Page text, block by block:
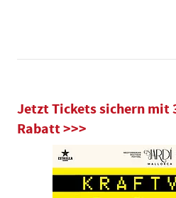
Jetzt Tickets sichern mit
Rabatt >>>